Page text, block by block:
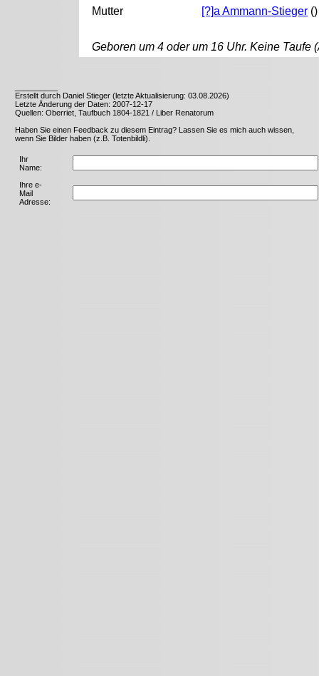
Mutter
[?]a Ammann-Stieger ()
Geboren um 4 oder um 16 Uhr. Keine Taufe
Erstellt durch Daniel Stieger (letzte Aktualisierung: 03.08.2026)
Letzte Änderung der Daten: 2007-12-17
Quellen: Oberriet, Taufbuch 1804-1821 / Liber Renatorum
Haben Sie einen Feedback zu diesem Eintrag? Lassen Sie es mich auch wissen,
wenn Sie Bilder haben (z.B. Totenbildli).
Ihr
Name:
Ihre e-
Mail
Adresse: